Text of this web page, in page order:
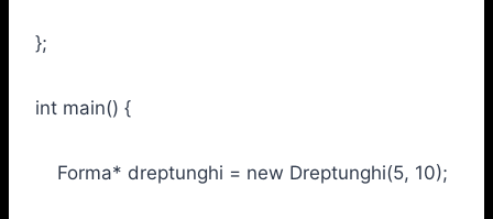
};
int main() {
Forma* dreptunghi = new Dreptunghi(5, 10);